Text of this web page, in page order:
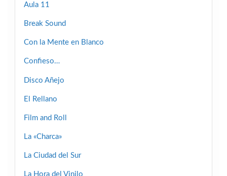
Aula 11
Break Sound
Con la Mente en Blanco
Confieso…
Disco Añejo
El Rellano
Film and Roll
La «Charca»
La Ciudad del Sur
La Hora del Vinilo